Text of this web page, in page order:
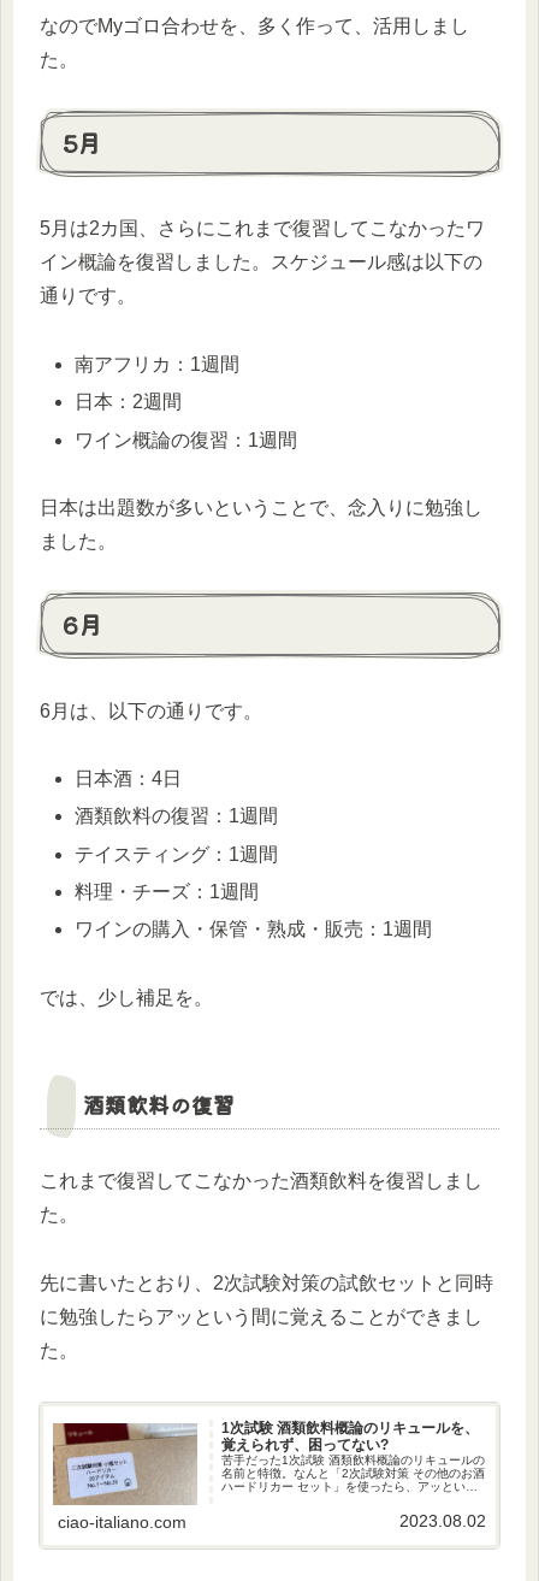
なのでMyゴロ合わせを、多く作って、活用しまし
た。
5月
5月は2カ国、さらにこれまで復習してこなかったワ
イン概論を復習しました。スケジュール感は以下の
通りです。
南アフリカ：1週間
日本：2週間
ワイン概論の復習：1週間
日本は出題数が多いということで、念入りに勉強し
ました。
6月
6月は、以下の通りです。
日本酒：4日
酒類飲料の復習：1週間
テイスティング：1週間
料理・チーズ：1週間
ワインの購入・保管・熟成・販売：1週間
では、少し補足を。
酒類飲料の復習
これまで復習してこなかった酒類飲料を復習しまし
た。
先に書いたとおり、2次試験対策の試飲セットと同時
に勉強したらアッという間に覚えることができまし
た。
1次試験 酒類飲料概論のリキュールを、
覚えられず、困ってない?
苦手だった1次試験 酒類飲料概論のリキュールの
名前と特徴。なんと「2次試験対策 その他のお酒
ハードリカー セット」を使ったら、アッという
ciao-italiano.com 2023.08.02